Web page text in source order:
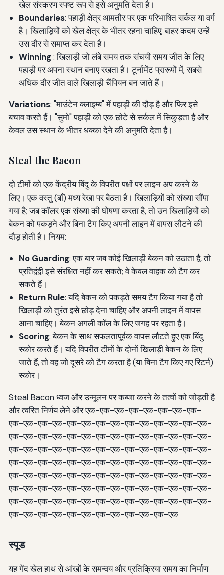
खेल संस्करण स्पष्ट रूप से इसे अनुमति देता है।
Boundaries: पहाड़ी क्षेत्र आमतौर पर एक परिभाषित सर्कल या वर्ग
है। खिलाड़ियों को खेल क्षेत्र के भीतर रहना चाहिए; बाहर कदम उन्हें
उस दौर से समाप्त कर देता है।
Winning: खिलाड़ी जो लंबे समय तक संचयी समय जीत के लिए
पहाड़ी पर अपना स्थान बनाए रखता है। टूर्नामेंट प्रारूपों में, सबसे
अधिक दौर जीत वाले खिलाड़ी चैंपियन बन जाते हैं।
Variations: "माउंटेन क्लाइम्ब" में पहाड़ी की दौड़ है और फिर इसे
बचाव करते हैं। "सुमो" पहाड़ी को एक छोटे से सर्कल में सिकुड़ता है और
केवल उस स्थान के भीतर धक्का देने की अनुमति देता है।
Steal the Bacon
दो टीमों को एक केंद्रीय बिंदु के विपरीत पक्षों पर लाइन अप करने के
लिए। एक वस्तु (बाँ) मध्य रेखा पर बैठता है। खिलाड़ियों को संख्या सौंपा
गया है; जब कॉलर एक संख्या की घोषणा करता है, तो उन खिलाड़ियों को
बेकन को पकड़ने और बिना टैग किए अपनी लाइन में वापस लौटने की
दौड़ होती है। नियम:
No Guarding: एक बार जब कोई खिलाड़ी बेकन को उठाता है, तो
प्रतिद्वंद्वी इसे संरक्षित नहीं कर सकते; वे केवल वाहक को टैग कर
सकते हैं।
Return Rule: यदि बेकन को पकड़ते समय टैग किया गया है तो
खिलाड़ी को तुरंत इसे छोड़ देना चाहिए और अपनी लाइन में वापस
आना चाहिए। बेकन अगली कॉल के लिए जगह पर रहता है।
Scoring: बेकन के साथ सफलतापूर्वक वापस लौटते हुए एक बिंदु
स्कोर करते हैं। यदि विपरीत टीमों के दोनों खिलाड़ी बेकन के लिए
जाते हैं, तो वह जो दूसरे को टैग करता है (या बिना टैग किए गए रिटर्न)
स्कोर।
Steal Bacon ध्वज और उन्मूलन पर कब्जा करने के तत्वों को जोड़ती है
और त्वरित निर्णय लेने और एक-एक-एक-एक-एक-एक-एक-एक-
एक-एक-एक-एक-एक-एक-एक-एक-एक-एक-एक-एक-एक-एक-
एक-एक-एक-एक-एक-एक-एक-एक-एक-एक-एक-एक-एक-एक-
एक-एक-एक-एक-एक-एक-एक-एक-एक-एक-एक-एक-एक-एक-
एक-एक-एक-एक-एक-एक-एक-एक-एक-एक-एक-एक-एक-एक-
एक-एक-एक-एक-एक-एक-एक-एक-एक-एक-एक-एक-एक-एक-
एक-एक-एक-एक-एक-एक-एक-एक-एक-एक-एक-एक-एक-एक-
एक-एक-एक-एक-एक-एक-एक-एक-एक-एक-एक-एक-एक-एक-
एक-एक-एक-एक-एक-एक-एक-एक-एक-एक-एक-एक
स्पूड
यह गेंद खेल हाथ से आंखों के समन्वय और प्रतिक्रिया समय का निर्माण